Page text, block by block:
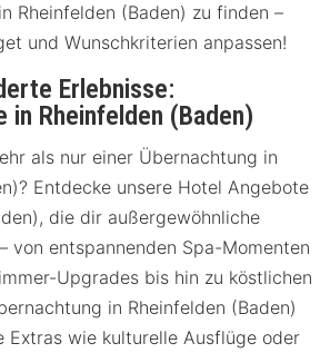
Rheinfelden (Baden) zu finden –
und Wunschkriterien anpassen!
Erlebnisse:
in Rheinfelden (Baden)
als nur einer Übernachtung in
Entdecke unsere Hotel Angebote
die dir außergewöhnliche
von entspannenden Spa-Momenten
Upgrades bis hin zu köstlichen
in Rheinfelden (Baden)
Extras wie kulturelle Ausflüge oder